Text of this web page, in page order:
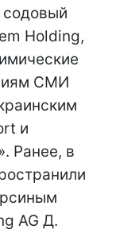
Holding,
СМИ
и
Ранее, в
AG Д.